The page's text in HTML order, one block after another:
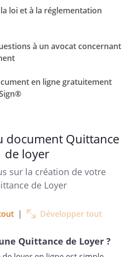
loi et à la réglementation
à un avocat concernant
en ligne gratuitement
avoir reçu du preneur
situé à l'adresse sus-
totale de
document Quittance
de loyer
sur la création de votre
de Loyer
| Développer tout
Quittance de Loyer ?